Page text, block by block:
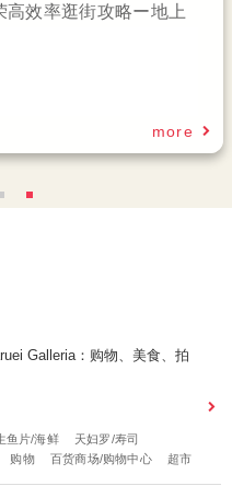
效率逛街攻略ー地上
Galleria：购物、美食、拍
鱼片/海鲜
天妇罗/寿司
购物 百货商场/购物中心 超市